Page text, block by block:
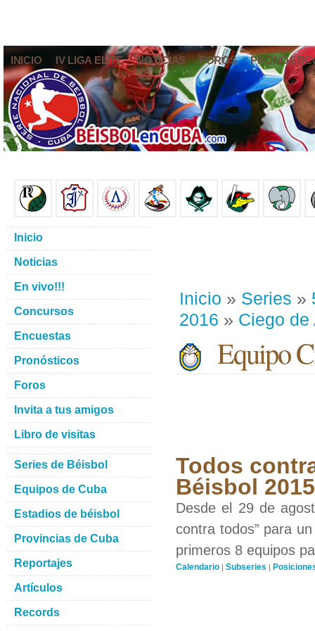
INICIO IV LIGA ELITE NOTICIAS FOROS
Inicio » Series »
2016 » Ciego de
Equipo
Todos
Béisbol
Desde el 29 de
contra todos” para
primeros 8 equipos
Calendario | Subseries |
Inicio
Noticias
En vivo!!!
Concursos
Encuestas
Pronósticos
Foros
Invita a tus amigos
Libro de visitas
Series de Béisbol
Equipos de Cuba
Estadios de béisbol
Provincias de Cuba
Reportajes
Artículos
Records